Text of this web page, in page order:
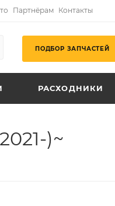
Партнёрам Контакты
ПОДБОР ЗАПЧАСТЕЙ
РАСХОДНИКИ
)~